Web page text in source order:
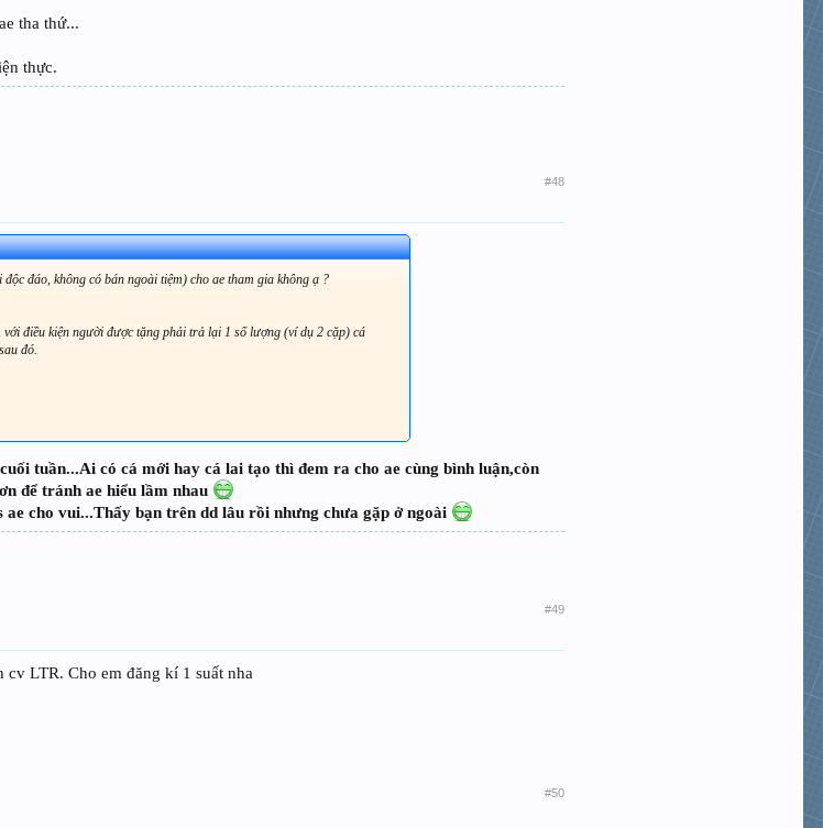
tha thứ...
thực.
#48
đáo, không có bán ngoài tiệm) cho ae tham gia không ạ ?
điều kiện người được tặng phải trả lại 1 số lượng (ví dụ 2 cặp) cá
đó.
tuần...Ai có cá mới hay cá lai tạo thì đem ra cho ae cùng bình luận,còn
để tránh ae hiểu lầm nhau
cho vui...Thấy bạn trên dd lâu rồi nhưng chưa gặp ở ngoài
#49
cv LTR. Cho em đăng kí 1 suất nha
#50